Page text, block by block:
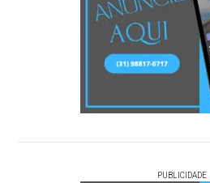
PUBLICIDADE